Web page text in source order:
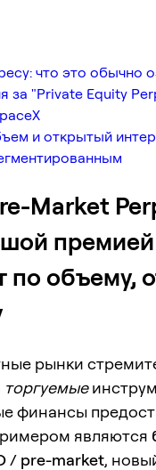
что это обычно
за "Private Equity
и открытый
Market
по объему,
рынки
торгуемые
финансы
являются
/ pre-market,